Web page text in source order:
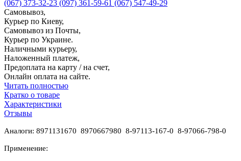
(067) 373-32-23 (097) 361-59-61 (067) 547-49-29
Самовывоз,
Курьер по Киеву,
Самовывоз из Почты,
Курьер по Украине.
Наличными курьеру,
Наложенный платеж,
Предоплата на карту / на счет,
Онлайн оплата на сайте.
Читать полностью
Кратко о товаре
Характеристики
Отзывы
Аналоги: 8971131670 8970667980 8-97113-167-0 8-97066-798-0
Применение: